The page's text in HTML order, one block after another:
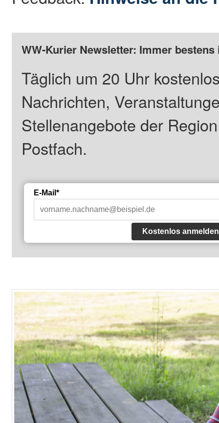
WW-Kurier Newsletter: Immer
Täglich um 20 Uhr
Nachrichten,
Stellenangebote der
Postfach.
E-Mail*
Kostenlos anmelden